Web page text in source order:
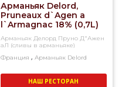
Арманьяк Delord,
Pruneaux d`Agen a
l`Armagnac 18% (0,7L)
Арманьяк Делорд Пруно Д"Ажен
аЛ (сливы в арманьяке)
Франция , Арманьяк Delord
НАШ РЕСТОРАН